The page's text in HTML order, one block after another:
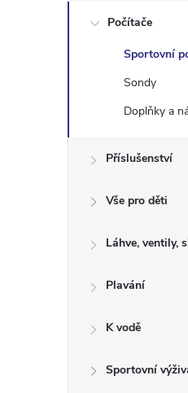
Počítače
Sportovní
Sondy
Doplňky a
Příslušenství
Vše pro děti
Láhve, ventily,
Plavání
K vodě
Sportovní